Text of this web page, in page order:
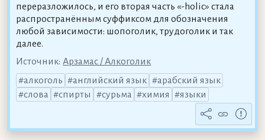
переразложилось, и его вторая часть «-holic» стала
распространённым суффиксом для обозначения
любой зависимости: шопоголик, трудоголик и так
далее.
Источник: Арзамас / Алкоголик
алкоголь
английский язык
арабский язык
слова
спирты сурьма химия языки